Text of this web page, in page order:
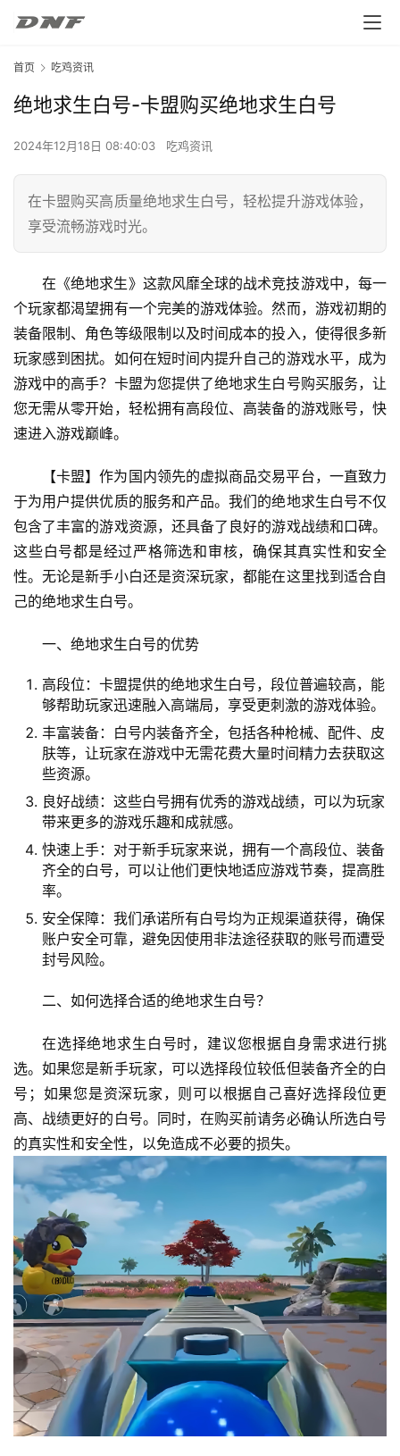
首页 吃鸡资讯
绝地求生白号-卡盟购买绝地求生白号
2024年12月18日 08:40:03 吃鸡资讯
在卡盟购买高质量绝地求生白号，轻松提升游戏体验，
享受流畅游戏时光。
在《绝地求生》这款风靡全球的战术竞技游戏中，每一
个玩家都渴望拥有一个完美的游戏体验。然而，游戏初期的
装备限制、角色等级限制以及时间成本的投入，使得很多新
玩家感到困扰。如何在短时间内提升自己的游戏水平，成为
游戏中的高手？卡盟为您提供了绝地求生白号购买服务，让
您无需从零开始，轻松拥有高段位、高装备的游戏账号，快
速进入游戏巅峰。
【卡盟】作为国内领先的虚拟商品交易平台，一直致力
于为用户提供优质的服务和产品。我们的绝地求生白号不仅
包含了丰富的游戏资源，还具备了良好的游戏战绩和口碑。
这些白号都是经过严格筛选和审核，确保其真实性和安全
性。无论是新手小白还是资深玩家，都能在这里找到适合自
己的绝地求生白号。
一、绝地求生白号的优势
高段位：卡盟提供的绝地求生白号，段位普遍较高，能
够帮助玩家迅速融入高端局，享受更刺激的游戏体验。
丰富装备：白号内装备齐全，包括各种枪械、配件、皮
肤等，让玩家在游戏中无需花费大量时间精力去获取这
些资源。
良好战绩：这些白号拥有优秀的游戏战绩，可以为玩家
带来更多的游戏乐趣和成就感。
快速上手：对于新手玩家来说，拥有一个高段位、装备
齐全的白号，可以让他们更快地适应游戏节奏，提高胜
率。
安全保障：我们承诺所有白号均为正规渠道获得，确保
账户安全可靠，避免因使用非法途径获取的账号而遭受
封号风险。
二、如何选择合适的绝地求生白号？
在选择绝地求生白号时，建议您根据自身需求进行挑
选。如果您是新手玩家，可以选择段位较低但装备齐全的白
号；如果您是资深玩家，则可以根据自己喜好选择段位更
高、战绩更好的白号。同时，在购买前请务必确认所选白号
的真实性和安全性，以免造成不必要的损失。